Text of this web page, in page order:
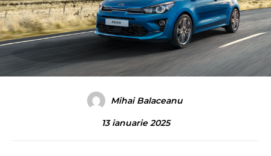
Mihai Balaceanu
13 ianuarie 2025